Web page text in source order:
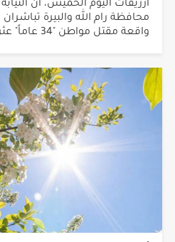
واقعة مقتل مواطن "34 عاماً" عثر عليه في منطق...
أجواء صيفية وانخفاض على